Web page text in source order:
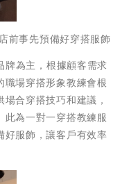
前事先預備好穿搭服飾
為主，根據顧客需求
場穿搭形象教練會根
合穿搭技巧和建議，
此為一對一穿搭教練服
好服飾，讓客戶有效率